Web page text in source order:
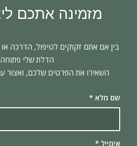
מזמינה אתכם
בין אם אתם זקוקים לטיפול, הדרכה
הדלת שלי
השאירו את הפרטים שלכם,
שם מלא *
אימייל *